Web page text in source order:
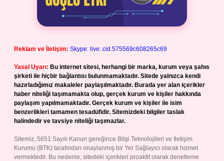
Reklam ve İletişim: Skype: live:.cid.575569c608265c69
Yasal Uyarı: Bu internet sitesi, herhangi bir marka, kurum veya şahıs
şirketi ile hiçbir bağlantısı bulunmamaktadır. Sitede yalnızca kendi
hazırladığımız makaleler paylaşılmaktadır. Burada yer alan içerikler
haber niteliği taşımamakta olup, gerçek kurum ve kişiler hakkında
paylaşım yapılmamaktadır. Gerçek kurum ve kişiler ile isim
benzerlikleri tamamen tesadüfidir. Sitemizdeki bilgiler taslak
halindedir ve tavsiye niteliği taşımazlar.
Sitemiz, 5651 Sayılı Kanun gereğince Bilgi Teknolojileri ve İletişim
Kurumu (BTK) tarafından onaylanmış bir Yer Sağlayıcı olarak hizmet
vermektedir. Bu nedenle, sitedeki içerikleri proaktif olarak denetleme